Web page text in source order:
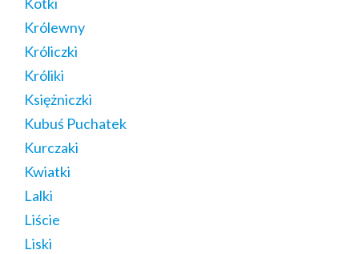
Królewny
Króliczki
Króliki
Księżniczki
Kubuś Puchatek
Kurczaki
Kwiatki
Lalki
Liście
Liski